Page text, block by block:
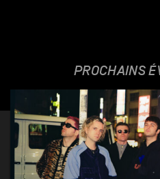
PROCHAINS